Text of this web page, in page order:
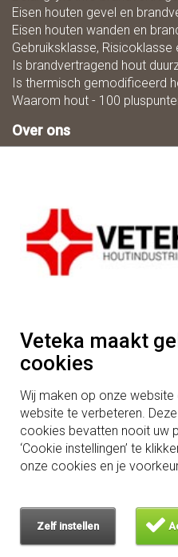
Veteka maakt
cookies
Wij maken op onze
website te verbeteren.
cookies bevatten nooit uw
‘Cookie instellingen’ te
onze cookies en je
Zelf instellen
Eisen houten gevel en
Eisen houten wanden en
Gebruiksklasse, Risicoklasse
Is brandvertragend hout
Is thermisch gemodificeerd
Waarom hout - 100
Over ons
Duurzaamheid
Mogelijkheden in
Vacatures
Algemenevoorwaarden
Wit Hollandweg 3
5091TB Middelbeers
Tel: +31 (0)13 514 20 12